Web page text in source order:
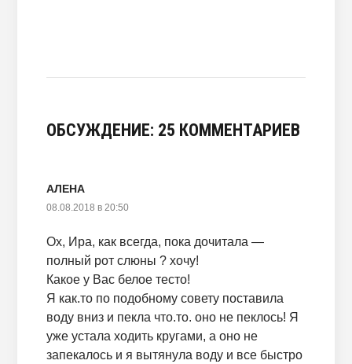
ОБСУЖДЕНИЕ: 25 КОММЕНТАРИЕВ
АЛЕНА
08.08.2018 в 20:50
Ох, Ира, как всегда, пока дочитала —
полный рот слюны ? хочу!
Какое у Вас белое тесто!
Я как.то по подобному совету поставила
воду вниз и пекла что.то. оно не пеклось! Я
уже устала ходить кругами, а оно не
запекалось и я вытянула воду и все быстро